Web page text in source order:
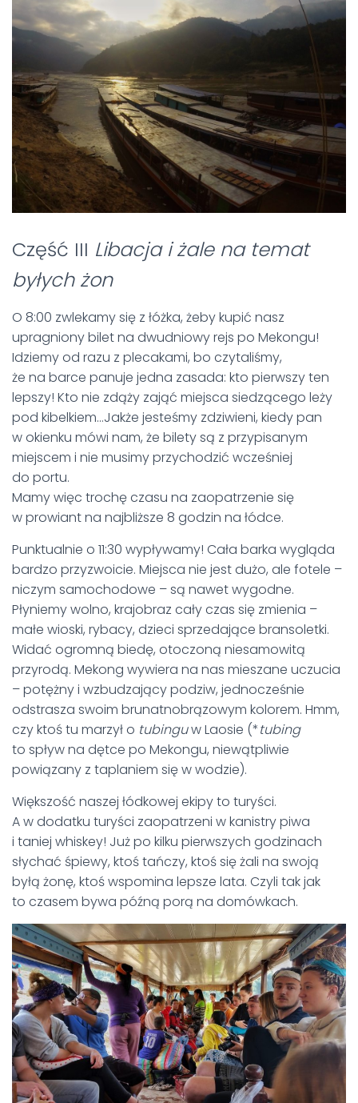
Część III Libacja i żale na temat
byłych żon
O 8:00 zwlekamy się z łóżka, żeby kupić nasz
upragniony bilet na dwudniowy rejs po Mekongu!
Idziemy od razu z plecakami, bo czytaliśmy,
że na barce panuje jedna zasada: kto pierwszy ten
lepszy! Kto nie zdąży zająć miejsca siedzącego leży
pod kibelkiem…Jakże jesteśmy zdziwieni, kiedy pan
w okienku mówi nam, że bilety są z przypisanym
miejscem i nie musimy przychodzić wcześniej
do portu.
Mamy więc trochę czasu na zaopatrzenie się
w prowiant na najbliższe 8 godzin na łódce.
Punktualnie o 11:30 wypływamy! Cała barka wygląda
bardzo przyzwoicie. Miejsca nie jest dużo, ale fotele –
niczym samochodowe – są nawet wygodne.
Płyniemy wolno, krajobraz cały czas się zmienia –
małe wioski, rybacy, dzieci sprzedające bransoletki.
Widać ogromną biedę, otoczoną niesamowitą
przyrodą. Mekong wywiera na nas mieszane uczucia
– potężny i wzbudzający podziw, jednocześnie
odstrasza swoim brunatnobrązowym kolorem. Hmm,
czy ktoś tu marzył o tubinguw Laosie (*tubing
to spływ na dętce po Mekongu, niewątpliwie
powiązany z taplaniem się w wodzie).
Większość naszej łódkowej ekipy to turyści.
A w dodatku turyści zaopatrzeni w kanistry piwa
i taniej whiskey! Już po kilku pierwszych godzinach
słychać śpiewy, ktoś tańczy, ktoś się żali na swoją
byłą żonę, ktoś wspomina lepsze lata. Czyli tak jak
to czasem bywa późną porą na domówkach.